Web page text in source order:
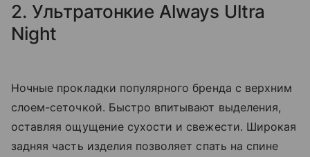
2. Ультратонкие Always Ultra
Night
Ночные прокладки популярного бренда с верхним
слоем-сеточкой. Быстро впитывают выделения,
оставляя ощущение сухости и свежести. Широкая
задняя часть изделия позволяет спать на спине